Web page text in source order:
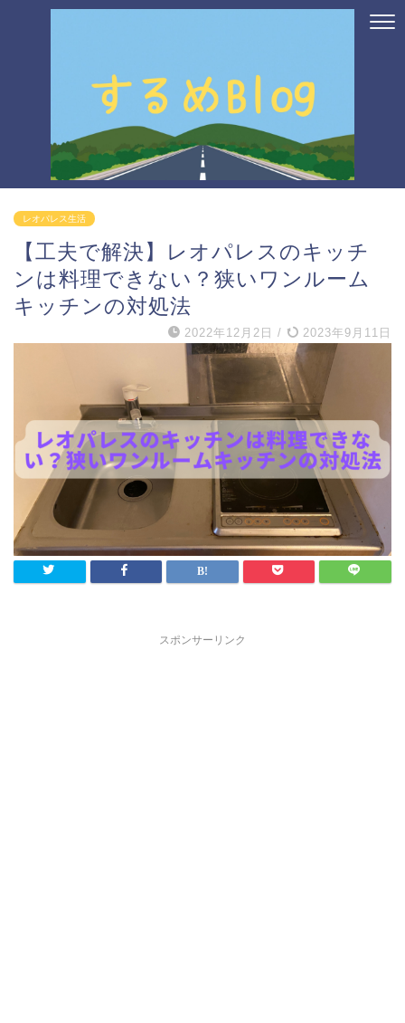
レオパレス生活
【工夫で解決】レオパレスのキッチ
ンは料理できない？狭いワンルーム
キッチンの対処法
2022年12月2日 / 2023年9月11日
スポンサーリンク